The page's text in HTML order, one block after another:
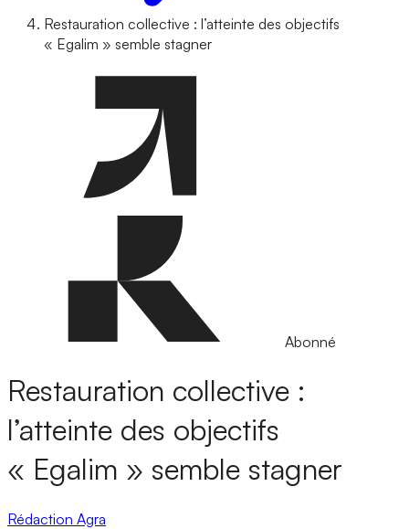
Restauration collective : l’atteinte des objectifs
« Egalim » semble stagner
Abonné
Restauration collective :
l’atteinte des objectifs
« Egalim » semble stagner
Rédaction Agra